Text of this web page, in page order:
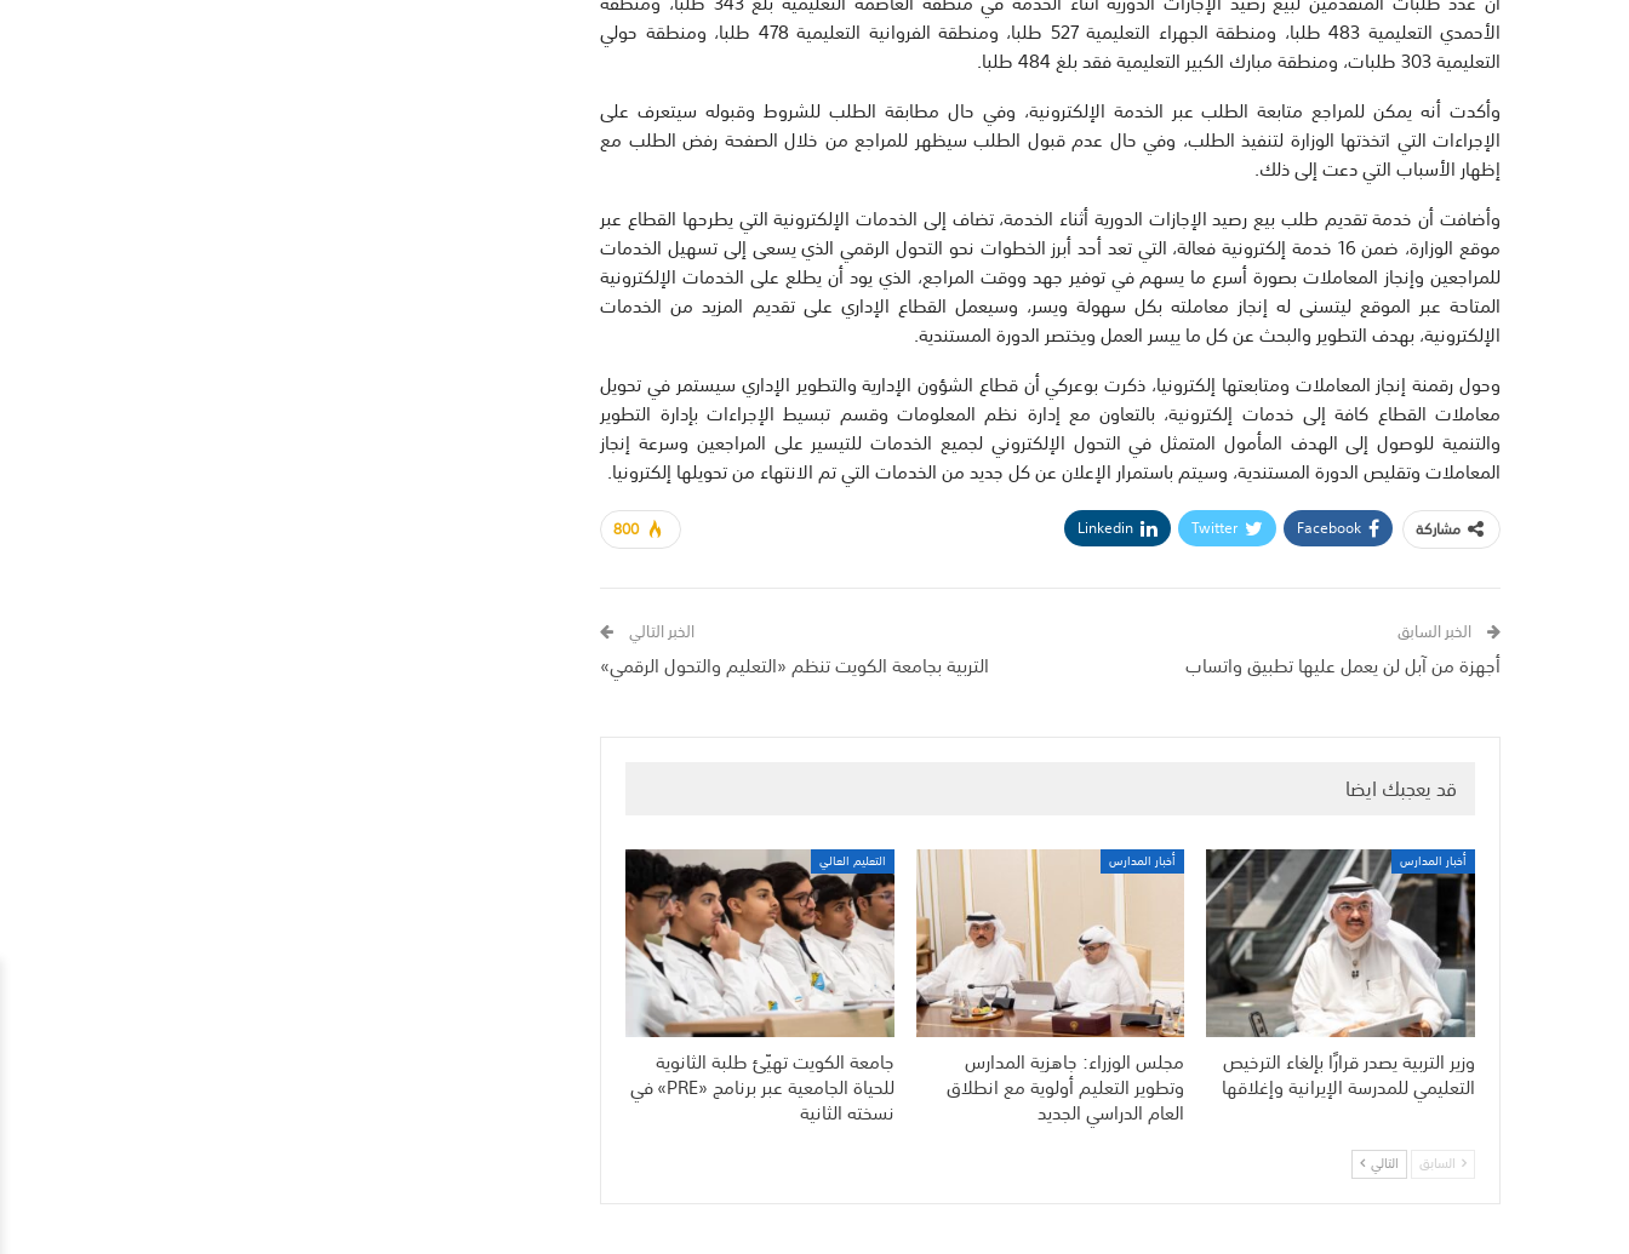
الأحمدي التعليمية 483 طلبا، ومنطقة الجهراء التعليمية 527 طلبا، ومنطقة الفروانية التعليمية 478 طلبا، ومنطقة حولي
التعليمية 303 طلبات، ومنطقة مبارك الكبير التعليمية فقد بلغ 484 طلبا.
وأكدت أنه يمكن للمراجع متابعة الطلب عبر الخدمة الإلكترونية، وفي حال مطابقة الطلب للشروط وقبوله سيتعرف على
الإجراءات التي اتخذتها الوزارة لتنفيذ الطلب، وفي حال عدم قبول الطلب سيظهر للمراجع من خلال الصفحة رفض الطلب مع
إظهار الأسباب التي دعت إلى ذلك.
وأضافت أن خدمة تقديم طلب بيع رصيد الإجازات الدورية أثناء الخدمة، تضاف إلى الخدمات الإلكترونية التي يطرحها القطاع عبر
موقع الوزارة، ضمن 16 خدمة إلكترونية فعالة، التي تعد أحد أبرز الخطوات نحو التحول الرقمي الذي يسعى إلى تسهيل الخدمات
للمراجعين وإنجاز المعاملات بصورة أسرع ما يسهم في توفير جهد ووقت المراجع، الذي يود أن يطلع على الخدمات الإلكترونية
المتاحة عبر الموقع ليتسنى له إنجاز معاملته بكل سهولة ويسر، وسيعمل القطاع الإداري على تقديم المزيد من الخدمات
الإلكترونية، بهدف التطوير والبحث عن كل ما ييسر العمل ويختصر الدورة المستندية.
وحول رقمنة إنجاز المعاملات ومتابعتها إلكترونيا، ذكرت بوعركي أن قطاع الشؤون الإدارية والتطوير الإداري سيستمر في تحويل
معاملات القطاع كافة إلى خدمات إلكترونية، بالتعاون مع إدارة نظم المعلومات وقسم تبسيط الإجراءات بإدارة التطوير
والتنمية للوصول إلى الهدف المأمول المتمثل في التحول الإلكتروني لجميع الخدمات للتيسير على المراجعين وسرعة إنجاز
المعاملات وتقليص الدورة المستندية، وسيتم باستمرار الإعلان عن كل جديد من الخدمات التي تم الانتهاء من تحويلها إلكترونيا.
800 مشاركة Facebook
Twitter
Linkedin
الخبر السابق
أجهزة من آبل لن يعمل عليها تطبيق واتساب
الخبر التالي
التربية بجامعة الكويت تنظم «التعليم والتحول الرقمي»
قد يعجبك ايضا
أخبار المدارس
وزير التربية يصدر قرارًا بإلغاء الترخيص
التعليمي للمدرسة الإيرانية وإغلاقها
أخبار المدارس
مجلس الوزراء: جاهزية المدارس
وتطوير التعليم أولوية مع انطلاق
العام الدراسي الجديد
التعليم العالي
جامعة الكويت تهيّئ طلبة الثانوية
للحياة الجامعية عبر برنامج «PRE» في
نسخته الثانية
السابق التالي